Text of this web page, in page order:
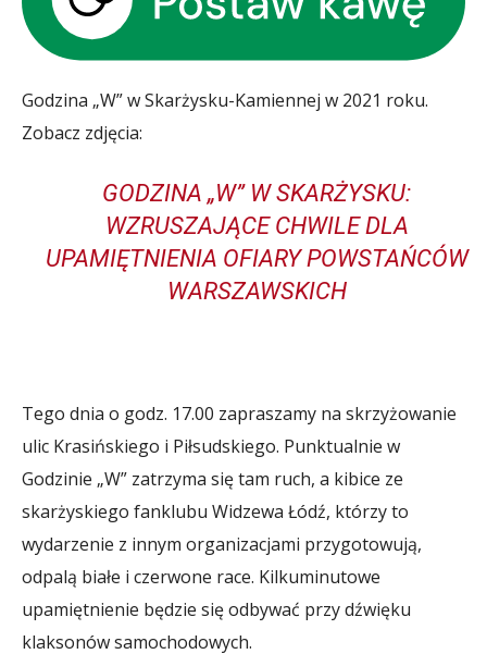
Godzina „W” w Skarżysku-Kamiennej w 2021 roku.
Zobacz zdjęcia:
GODZINA „W” W SKARŻYSKU:
WZRUSZAJĄCE CHWILE DLA
UPAMIĘTNIENIA OFIARY POWSTAŃCÓW
WARSZAWSKICH
Tego dnia o godz. 17.00 zapraszamy na skrzyżowanie
ulic Krasińskiego i Piłsudskiego. Punktualnie w
Godzinie „W” zatrzyma się tam ruch, a kibice ze
skarżyskiego fanklubu Widzewa Łódź, którzy to
wydarzenie z innym organizacjami przygotowują,
odpalą białe i czerwone race. Kilkuminutowe
upamiętnienie będzie się odbywać przy dźwięku
klaksonów samochodowych.